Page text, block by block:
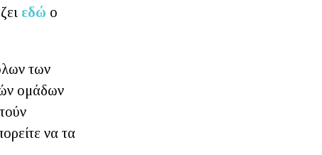
εδώ ο
των
ομάδων
να τα